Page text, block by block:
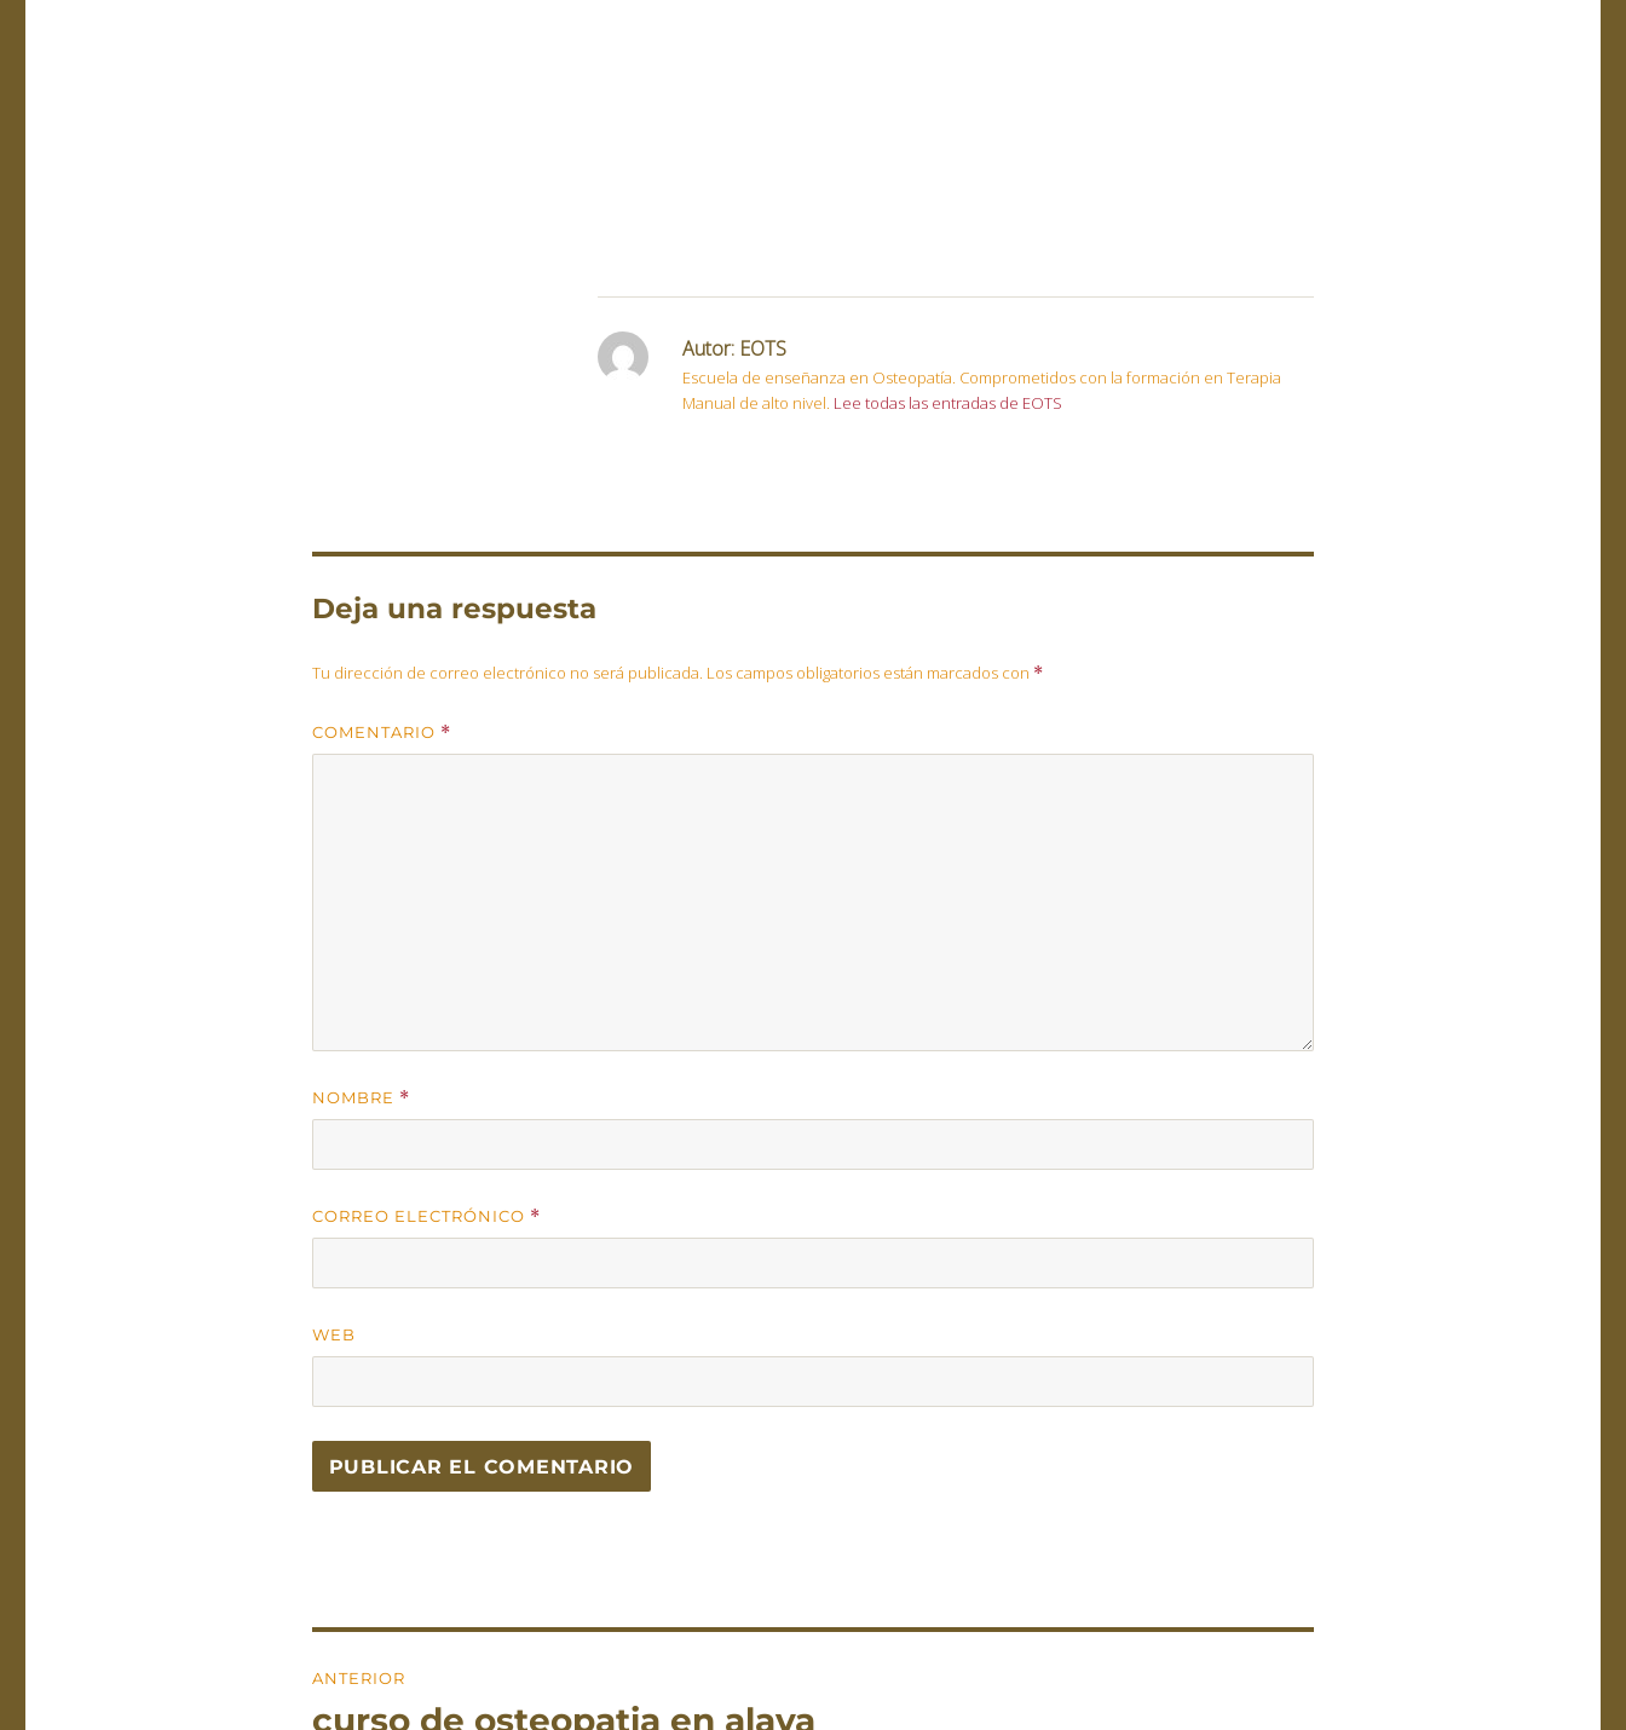
Autor: EOTS
Escuela de enseñanza en Osteopatía. Comprometidos con la formación en Terapia
Manual de alto nivel. Lee todas las entradas de EOTS
Deja una respuesta
Tu dirección de correo electrónico no será publicada. Los campos obligatorios están marcados con *
COMENTARIO *
NOMBRE *
CORREO ELECTRÓNICO *
WEB
de
ANTERIOR
Entrada
curso de osteopatia en alava